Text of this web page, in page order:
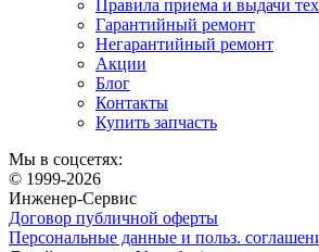
Правила приема и выдачи
Гарантийный ремонт
Негарантийный ремонт
Акции
Блог
Контакты
Купить запчасть
Мы в соцсетях:
© 1999‑2026
Инженер‑Сервис
Договор публичной оферты
Персональные данные и польз.